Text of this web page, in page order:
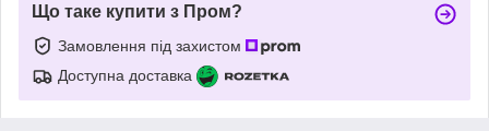
Що таке купити з Пром?
Замовлення під захистом
Доступна доставка